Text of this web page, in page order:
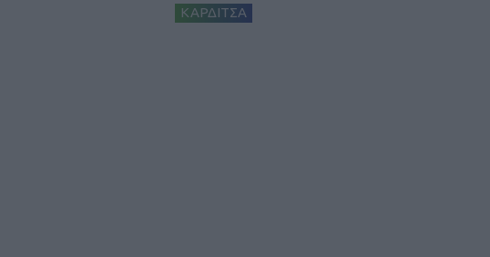
ΚΑΡΔΙΤΣΑ